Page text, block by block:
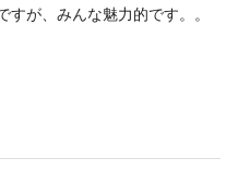
が、みんな魅力的です。。